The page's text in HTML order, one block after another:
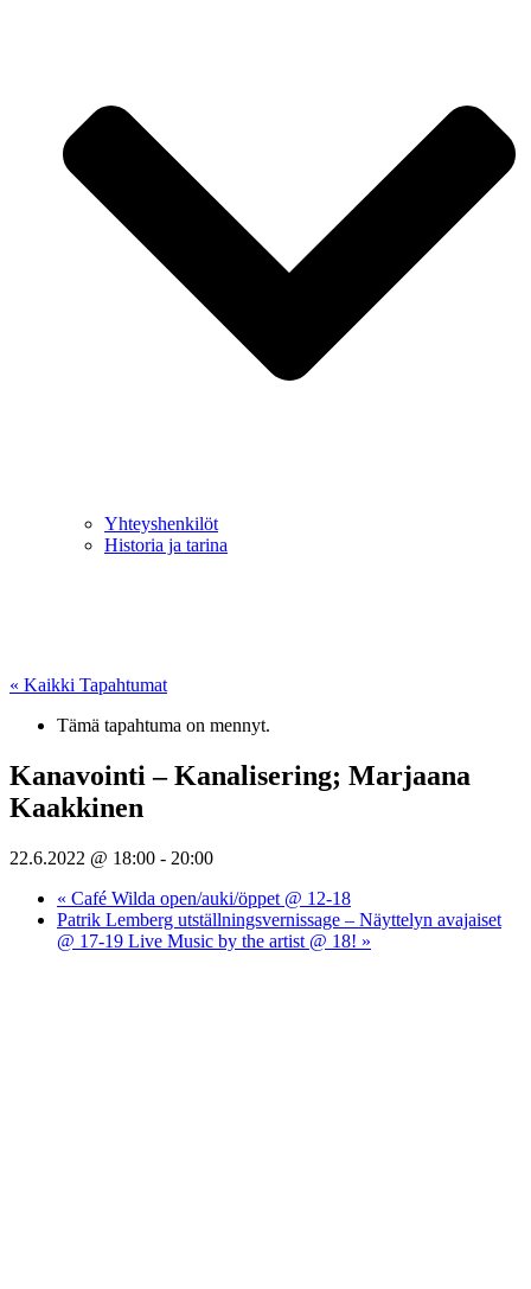
Yhteyshenkilöt
Historia ja tarina
« Kaikki Tapahtumat
Tämä tapahtuma on mennyt.
Kanavointi – Kanalisering; Marjaana
Kaakkinen
22.6.2022 @ 18:00 - 20:00
« Café Wilda open/auki/öppet @ 12-18
Patrik Lemberg utställningsvernissage – Näyttelyn avajaiset
@ 17-19 Live Music by the artist @ 18! »